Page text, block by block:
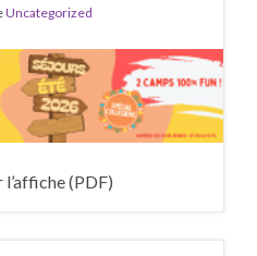
Uncategorized
(PDF)